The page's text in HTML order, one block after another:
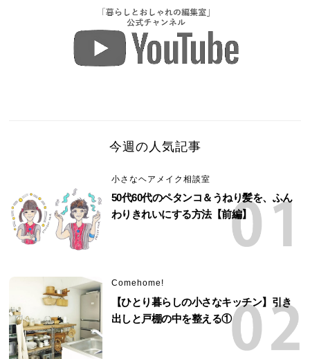
今週の人気記事
小さなヘアメイク相談室
50代60代のペタンコ＆うねり髪を、ふん
わりきれいにする方法【前編】
Comehome!
【ひとり暮らしの小さなキッチン】引き
出しと戸棚の中を整える①